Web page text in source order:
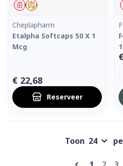
Op voorschrift
Geneesmiddel
Cheplapharm
Etalpha Softcaps 50 X 1
Mcg
€ 22,68
Reserveer
U lees
Toon